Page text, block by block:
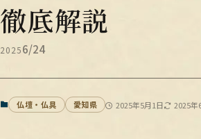
徹底解説
20256/24
仏壇・仏具 愛知県 2025年5月1日 2025年